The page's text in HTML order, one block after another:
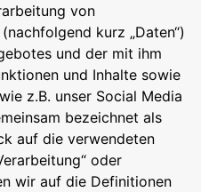
von
kurz „Daten“)
und der mit ihm
und Inhalte sowie
z.B. unser Social Media
bezeichnet als
auf die verwendeten
oder
wir auf die Definitionen